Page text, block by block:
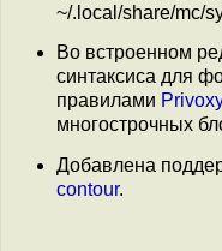
~/.local/share/mc/
Во встроенном
синтаксиса для
правилами Privoxy
многострочных
Добавлена
contour.